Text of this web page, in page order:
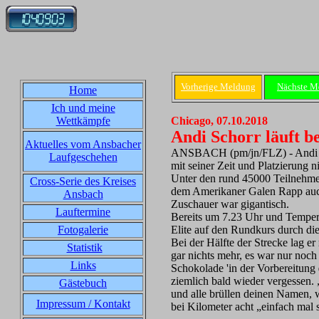
Home
Ich und meine
Wettkämpfe
Aktuelles vom Ansbacher
Laufgeschehen
Cross-Serie des Kreises
Ansbach
Lauftermine
Fotogalerie
Statistik
Links
Gästebuch
Impressum / Kontakt
Vorherige Meldung Nächste
Chicago, 07.10.2018
Andi Schorr läuft
ANSBACH (pm/jn/FLZ) - Andi
mit seiner Zeit und Platzierung
Unter den rund 45000
dem Amerikaner Galen Rapp
Zuschauer war gigantisch.
Bereits um 7.23 Uhr und
Elite auf den Rundkurs durch
Bei der Hälfte der Strecke lag
gar nichts mehr, es war nur
Schokolade 'in der Vorbereitung
ziemlich bald wieder
und alle brüllen deinen Namen,
bei Kilometer acht „einfach mal